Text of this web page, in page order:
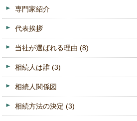
専門家紹介
代表挨拶
当社が選ばれる理由 (8)
相続人は誰 (3)
相続人関係図
相続方法の決定 (3)